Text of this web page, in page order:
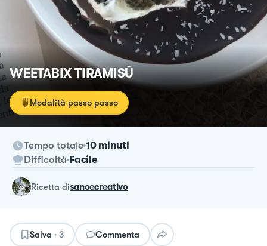
WEETABIX TIRAMISÙ
Modalità passo passo
Tempo totale 10 minuti
Difficoltà Facile
ricetta disanoecreativo
Salva · 3 Commenta